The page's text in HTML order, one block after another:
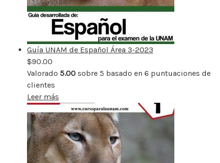
Guía UNAM de Español Área 3-2023
$90.00
Valorado 5.00 sobre 5 basado en 6 puntuaciones de
clientes
Leer más